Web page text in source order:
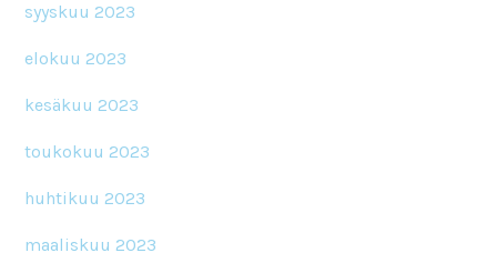
syyskuu 2023
elokuu 2023
kesäkuu 2023
toukokuu 2023
huhtikuu 2023
maaliskuu 2023